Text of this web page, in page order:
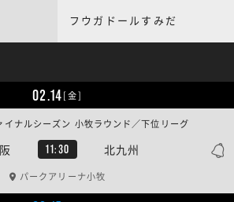
フウガドールすみだ
02.14[金]
11:30 北九州
ルシーズン 小牧ラウンド／下位リーグ
パークアリーナ小牧